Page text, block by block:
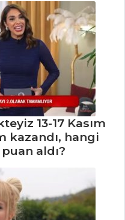
13-17 Kasım
kazandı, hangi
aldı?